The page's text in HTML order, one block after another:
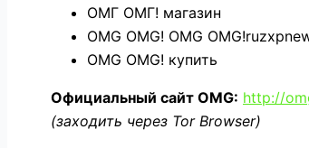
ОМГ ОМГ! магазин
OMG OMG! OMG
OMG OMG! купить
Официальный сайт OMG: http://
(заходить через Tor Browser)